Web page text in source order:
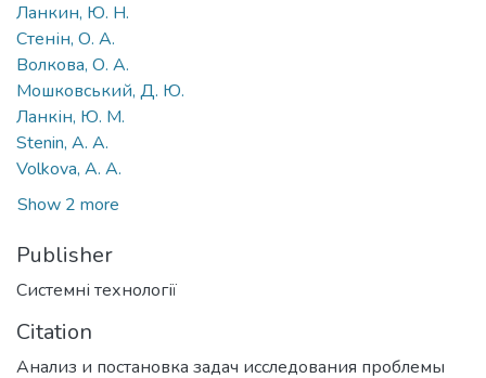
Ланкин, Ю. Н.
Стенін, О. А.
Волкова, О. А.
Мошковський, Д. Ю.
Ланкін, Ю. М.
Stenin, A. A.
Volkova, A. A.
Show 2 more
Publisher
Системні технології
Citation
Анализ и постановка задач исследования проблемы